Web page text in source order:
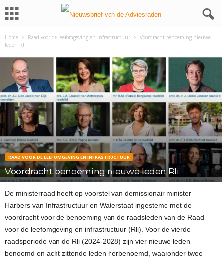
Home Raad voor de leefomgeving en infrastructuur
Voordracht benoeming nieuwe
leden Rli
RAAD VOOR DE LEEFOMGEVING EN INFRASTRUCTUUR
Voordracht benoeming nieuwe leden Rli
De ministerraad heeft op voorstel van demissionair minister
Harbers van Infrastructuur en Waterstaat ingestemd met de
voordracht voor de benoeming van de raadsleden van de Raad
voor de leefomgeving en infrastructuur (Rli). Voor de vierde
raadsperiode van de Rli (2024-2028) zijn vier nieuwe leden
benoemd en acht zittende leden herbenoemd, waaronder twee